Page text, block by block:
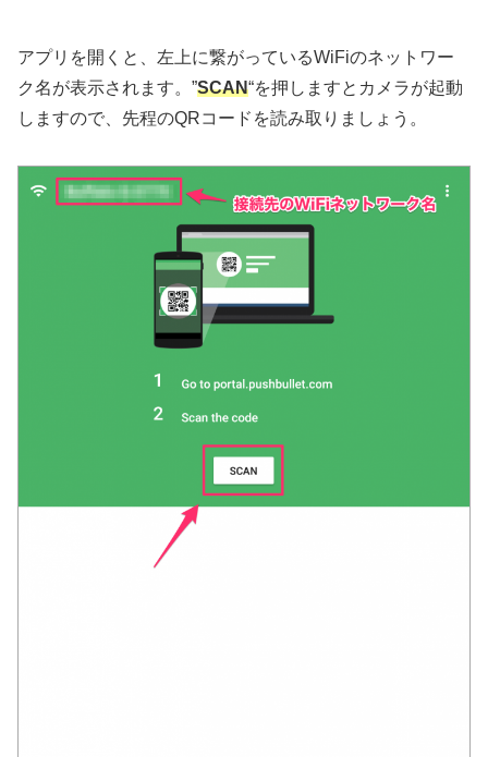
アプリを開くと、左上に繋がっているWiFiのネットワー
ク名が表示されます。”SCAN“を押しますとカメラが起動
しますので、先程のQRコードを読み取りましょう。